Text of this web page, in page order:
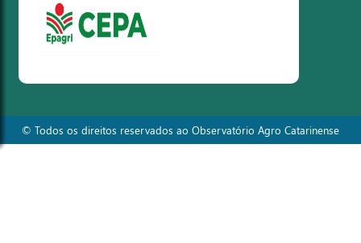
© Todos os direitos reservados ao Observatório Agro Catarinense